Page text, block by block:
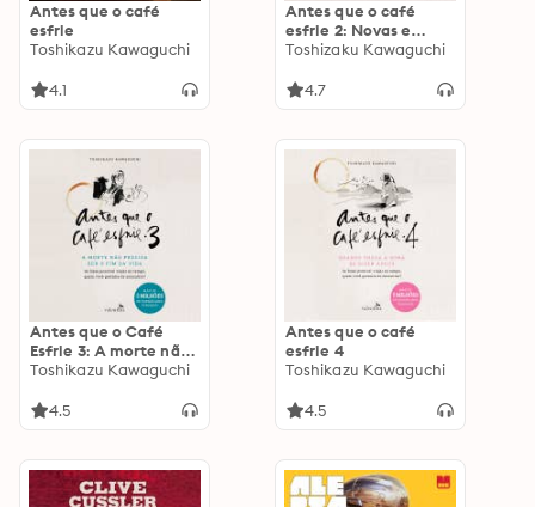
Antes que o café
esfrie
Toshikazu Kawaguchi
4.1
Antes que o café
esfrie 2: Novas e
emocionantes
Toshizaku Kawaguchi
4.7
Antes que o Café
Esfrie 3: A morte não
precisa ser o fim da
Toshikazu Kawaguchi
4.5
Antes que o café
esfrie 4
Toshikazu Kawaguchi
4.5